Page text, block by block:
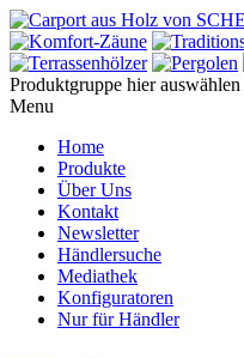
Produktgruppe hier auswählen
Menu
Home
Produkte
Über Uns
Kontakt
Newsletter
Händlersuche
Mediathek
Konfiguratoren
Nur für Händler